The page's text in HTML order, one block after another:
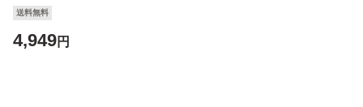
送料無料
4,949円